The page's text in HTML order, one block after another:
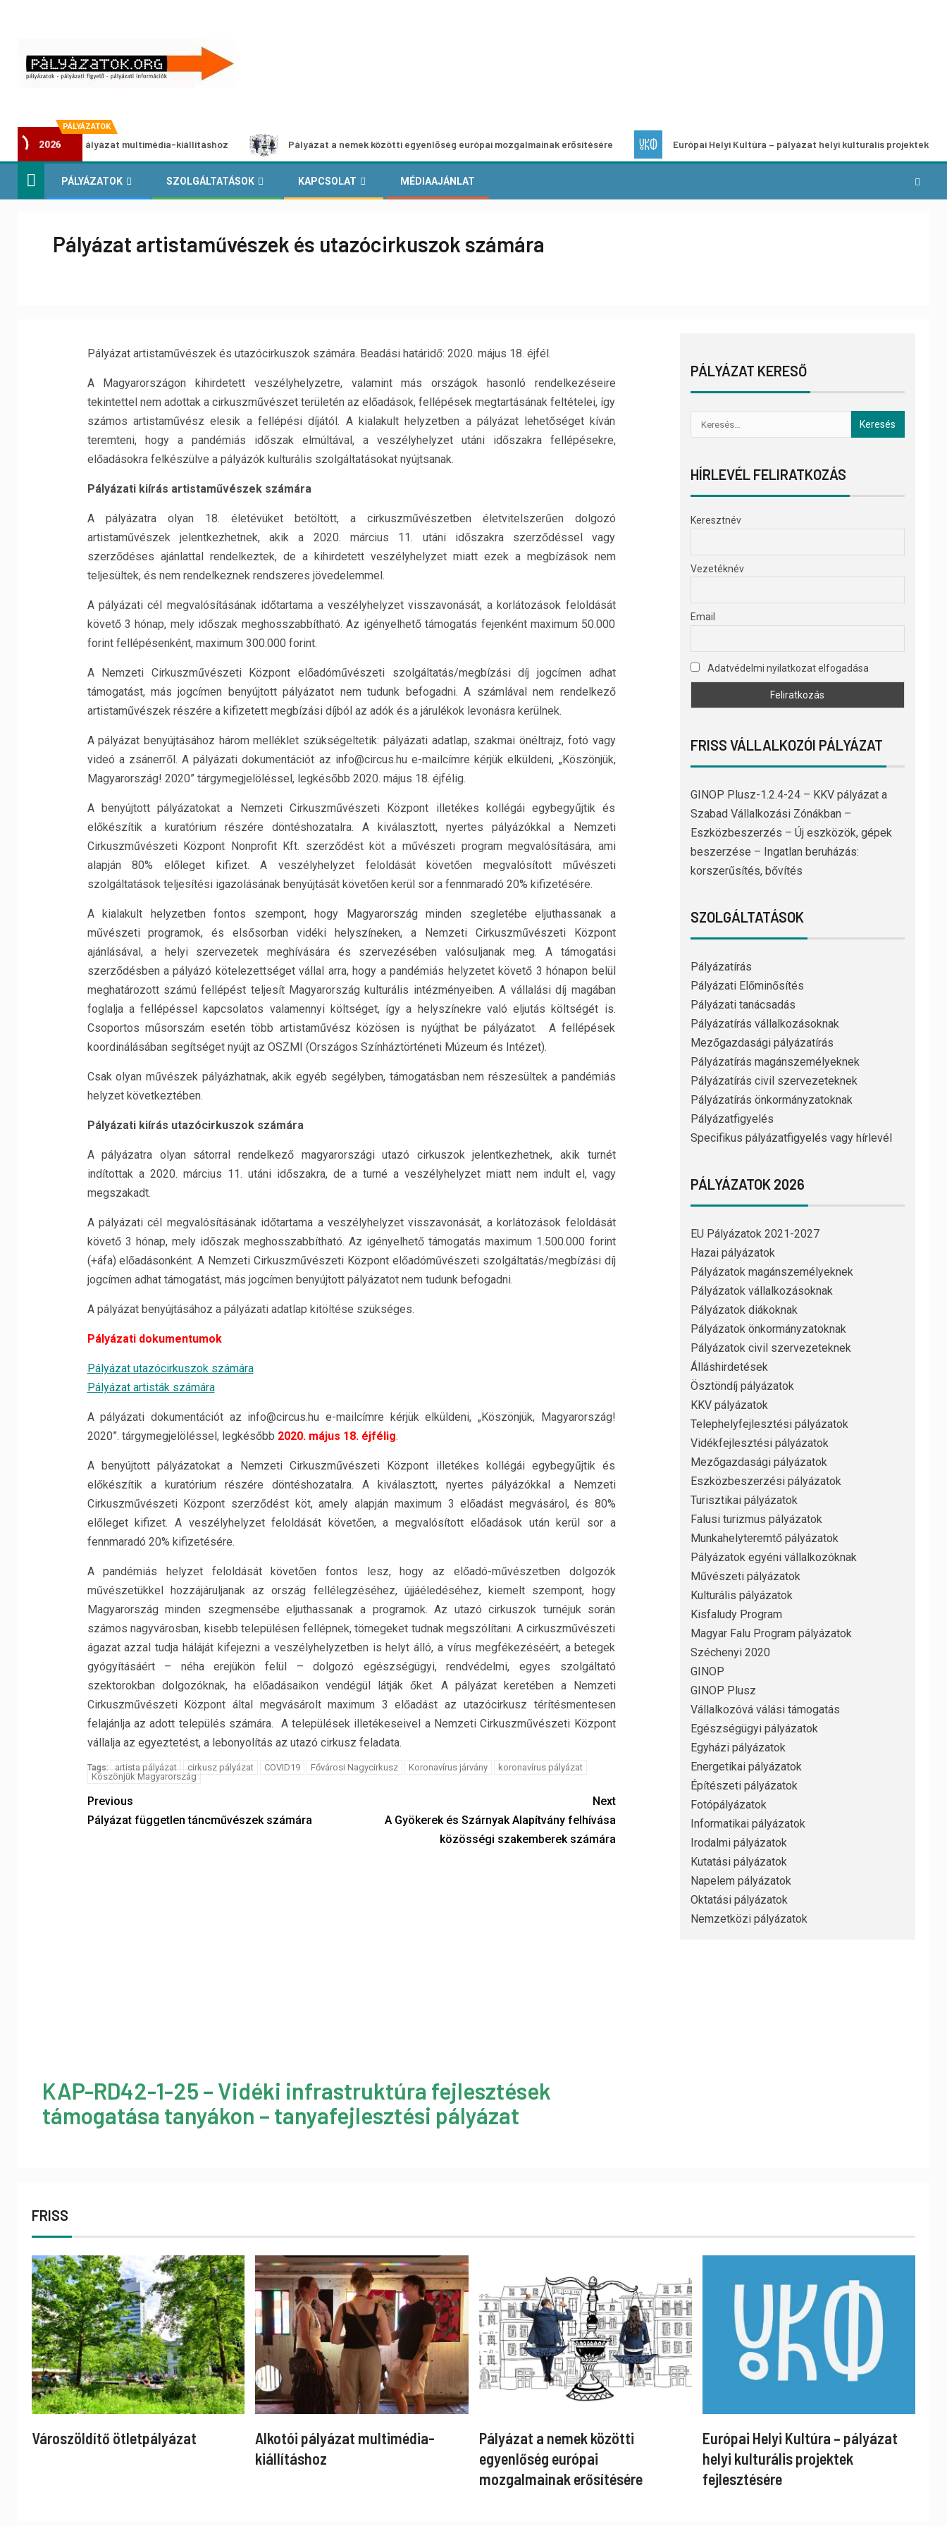
PÁLYÁZATOK
2026
pályázat multimédia-kiállításhoz Pályázat a nemek közötti egyenlőség európai mozgalmainak erősítésére Európai Helyi Kultúra – pályázat helyi kulturális projektek fejlesztésére
PÁLYÁZATOK SZOLGÁLTATÁSOK KAPCSOLAT MÉDIAAJÁNLAT
Pályázat artistaművészek és utazócirkuszok számára
Pályázat artistaművészek és utazócirkuszok számára. Beadási határidő: 2020. május 18. éjfél.
A Magyarországon kihirdetett veszélyhelyzetre, valamint más országok hasonló rendelkezéseire
tekintettel nem adottak a cirkuszművészet területén az előadások, fellépések megtartásának feltételei, így
számos artistaművész elesik a fellépési díjától. A kialakult helyzetben a pályázat lehetőséget kíván
teremteni, hogy a pandémiás időszak elmúltával, a veszélyhelyzet utáni időszakra fellépésekre,
előadásokra felkészülve a pályázók kulturális szolgáltatásokat nyújtsanak.
Pályázati kiírás artistaművészek számára
A pályázatra olyan 18. életévüket betöltött, a cirkuszművészetben életvitelszerűen dolgozó
artistaművészek jelentkezhetnek, akik a 2020. március 11. utáni időszakra szerződéssel vagy
szerződéses ajánlattal rendelkeztek, de a kihirdetett veszélyhelyzet miatt ezek a megbízások nem
teljesültek, és nem rendelkeznek rendszeres jövedelemmel.
A pályázati cél megvalósításának időtartama a veszélyhelyzet visszavonását, a korlátozások feloldását
követő 3 hónap, mely időszak meghosszabbítható. Az igényelhető támogatás fejenként maximum 50.000
forint fellépésenként, maximum 300.000 forint.
A Nemzeti Cirkuszművészeti Központ előadóművészeti szolgáltatás/megbízási díj jogcímen adhat
támogatást, más jogcímen benyújtott pályázatot nem tudunk befogadni. A számlával nem rendelkező
artistaművészek részére a kifizetett megbízási díjból az adók és a járulékok levonásra kerülnek.
A pályázat benyújtásához három melléklet szükségeltetik: pályázati adatlap, szakmai önéltrajz, fotó vagy
videó a zsánerről. A pályázati dokumentációt az info@circus.hu e-mailcímre kérjük elküldeni, „Köszönjük,
Magyarország! 2020” tárgymegjelöléssel, legkésőbb 2020. május 18. éjfélig.
A benyújtott pályázatokat a Nemzeti Cirkuszművészeti Központ illetékes kollégái egybegyűjtik és
előkészítik a kuratórium részére döntéshozatalra. A kiválasztott, nyertes pályázókkal a Nemzeti
Cirkuszművészeti Központ Nonprofit Kft. szerződést köt a művészeti program megvalósítására, ami
alapján 80% előleget kifizet. A veszélyhelyzet feloldását követően megvalósított művészeti
szolgáltatások teljesítési igazolásának benyújtását követően kerül sor a fennmaradó 20% kifizetésére.
A kialakult helyzetben fontos szempont, hogy Magyarország minden szegletébe eljuthassanak a
művészeti programok, és elsősorban vidéki helyszíneken, a Nemzeti Cirkuszművészeti Központ
ajánlásával, a helyi szervezetek meghívására és szervezésében valósuljanak meg. A támogatási
szerződésben a pályázó kötelezettséget vállal arra, hogy a pandémiás helyzetet követő 3 hónapon belül
meghatározott számú fellépést teljesít Magyarország kulturális intézményeiben. A vállalási díj magában
foglalja a fellépéssel kapcsolatos valamennyi költséget, így a helyszínekre való eljutás költségét is.
Csoportos műsorszám esetén több artistaművész közösen is nyújthat be pályázatot. A fellépések
koordinálásában segítséget nyújt az OSZMI (Országos Színháztörténeti Múzeum és Intézet).
Csak olyan művészek pályázhatnak, akik egyéb segélyben, támogatásban nem részesültek a pandémiás
helyzet következtében.
Pályázati kiírás utazócirkuszok számára
A pályázatra olyan sátorral rendelkező magyarországi utazó cirkuszok jelentkezhetnek, akik turnét
indítottak a 2020. március 11. utáni időszakra, de a turné a veszélyhelyzet miatt nem indult el, vagy
megszakadt.
A pályázati cél megvalósításának időtartama a veszélyhelyzet visszavonását, a korlátozások feloldását
követő 3 hónap, mely időszak meghosszabbítható. Az igényelhető támogatás maximum 1.500.000 forint
(+áfa) előadásonként. A Nemzeti Cirkuszművészeti Központ előadóművészeti szolgáltatás/megbízási díj
jogcímen adhat támogatást, más jogcímen benyújtott pályázatot nem tudunk befogadni.
A pályázat benyújtásához a pályázati adatlap kitöltése szükséges.
Pályázati dokumentumok
Pályázat utazócirkuszok számára
Pályázat artisták számára
A pályázati dokumentációt az info@circus.hu e-mailcímre kérjük elküldeni, „Köszönjük, Magyarország!
2020”. tárgymegjelöléssel, legkésőbb 2020. május 18. éjfélig.
A benyújtott pályázatokat a Nemzeti Cirkuszművészeti Központ illetékes kollégái egybegyűjtik és
előkészítik a kuratórium részére döntéshozatalra. A kiválasztott, nyertes pályázókkal a Nemzeti
Cirkuszművészeti Központ szerződést köt, amely alapján maximum 3 előadást megvásárol, és 80%
előleget kifizet. A veszélyhelyzet feloldását követően, a megvalósított előadások után kerül sor a
fennmaradó 20% kifizetésére.
A pandémiás helyzet feloldását követően fontos lesz, hogy az előadó-művészetben dolgozók
művészetükkel hozzájáruljanak az ország fellélegzéséhez, újjáéledéséhez, kiemelt szempont, hogy
Magyarország minden szegmensébe eljuthassanak a programok. Az utazó cirkuszok turnéjuk során
számos nagyvárosban, kisebb településen fellépnek, tömegeket tudnak megszólítani. A cirkuszművészeti
ágazat azzal tudja háláját kifejezni a veszélyhelyzetben is helyt álló, a vírus megfékezéséért, a betegek
gyógyításáért – néha erejükön felül – dolgozó egészségügyi, rendvédelmi, egyes szolgáltató
szektorokban dolgozóknak, ha előadásaikon vendégül látják őket. A pályázat keretében a Nemzeti
Cirkuszművészeti Központ által megvásárolt maximum 3 előadást az utazócirkusz térítésmentesen
felajánlja az adott település számára. A települések illetékeseivel a Nemzeti Cirkuszművészeti Központ
vállalja az egyeztetést, a lebonyolítás az utazó cirkusz feladata.
Tags: artista pályázat cirkusz pályázat COVID19 Fővárosi Nagycirkusz Koronavírus járvány
koronavírus pályázat
Köszönjük Magyarország
Previous
Pályázat független táncművészek számára
Next
A Gyökerek és Szárnyak Alapítvány felhívása
közösségi szakemberek számára
KAP-RD42-1-25 – Vidéki infrastruktúra fejlesztések
támogatása tanyákon – tanyafejlesztési pályázat
PÁLYÁZAT KERESŐ
HÍRLEVÉL FELIRATKOZÁS
Keresztnév
Vezetéknév
Email
Adatvédelmi nyilatkozat elfogadása
FRISS VÁLLALKOZÓI PÁLYÁZAT
GINOP Plusz-1.2.4-24 – KKV pályázat a
Szabad Vállalkozási Zónákban –
Eszközbeszerzés – Új eszközök, gépek
beszerzése – Ingatlan beruházás:
korszerűsítés, bővítés
SZOLGÁLTATÁSOK
Pályázatírás
Pályázati Előminősítés
Pályázati tanácsadás
Pályázatírás vállalkozásoknak
Mezőgazdasági pályázatírás
Pályázatírás magánszemélyeknek
Pályázatírás civil szervezeteknek
Pályázatírás önkormányzatoknak
Pályázatfigyelés
Specifikus pályázatfigyelés vagy hírlevél
PÁLYÁZATOK 2026
EU Pályázatok 2021-2027
Hazai pályázatok
Pályázatok magánszemélyeknek
Pályázatok vállalkozásoknak
Pályázatok diákoknak
Pályázatok önkormányzatoknak
Pályázatok civil szervezeteknek
Álláshirdetések
Ösztöndíj pályázatok
KKV pályázatok
Telephelyfejlesztési pályázatok
Vidékfejlesztési pályázatok
Mezőgazdasági pályázatok
Eszközbeszerzési pályázatok
Turisztikai pályázatok
Falusi turizmus pályázatok
Munkahelyteremtő pályázatok
Pályázatok egyéni vállalkozóknak
Művészeti pályázatok
Kulturális pályázatok
Kisfaludy Program
Magyar Falu Program pályázatok
Széchenyi 2020
GINOP
GINOP Plusz
Vállalkozóvá válási támogatás
Egészségügyi pályázatok
Egyházi pályázatok
Energetikai pályázatok
Építészeti pályázatok
Fotópályázatok
Informatikai pályázatok
Irodalmi pályázatok
Kutatási pályázatok
Napelem pályázatok
Oktatási pályázatok
Nemzetközi pályázatok
FRISS
Városzöldítő ötletpályázat
Alkotói pályázat multimédia-
kiállításhoz
Pályázat a nemek közötti
egyenlőség európai
mozgalmainak erősítésére
Európai Helyi Kultúra – pályázat
helyi kulturális projektek
fejlesztésére